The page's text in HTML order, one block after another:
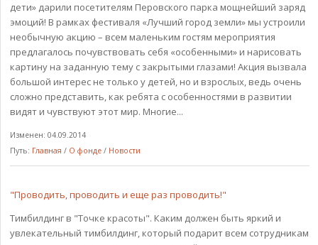
дети» дарили посетителям Перовского парка мощнейший заряд
эмоций! В рамках фестиваля «Лучший город земли» мы устроили
необычную акцию – всем маленьким гостям мероприятия
предлагалось почувствовать себя «особенными» и нарисовать
картину на заданную тему с закрытыми глазами! Акция вызвала
большой интерес не только у детей, но и взрослых, ведь очень
сложно представить, как ребята с особенностями в развитии
видят и чувствуют этот мир. Многие...
Изменен: 04.09.2014
Путь: Главная / О фонде / Новости
"Проводить, проводить и еще раз проводить!"
Тимбилдинг в "Точке красоты". Каким должен быть яркий и
увлекательный тимбилдинг, который подарит всем сотрудникам